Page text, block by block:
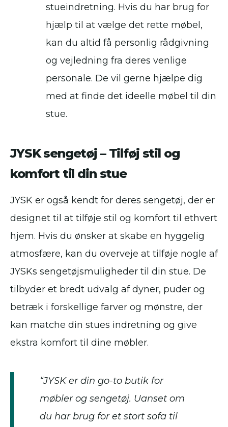
stueindretning. Hvis du har brug for
hjælp til at vælge det rette møbel,
kan du altid få personlig rådgivning
og vejledning fra deres venlige
personale. De vil gerne hjælpe dig
med at finde det ideelle møbel til din
stue.
JYSK sengetøj – Tilføj stil og
komfort til din stue
JYSK er også kendt for deres sengetøj, der er
designet til at tilføje stil og komfort til ethvert
hjem. Hvis du ønsker at skabe en hyggelig
atmosfære, kan du overveje at tilføje nogle af
JYSKs sengetøjsmuligheder til din stue. De
tilbyder et bredt udvalg af dyner, puder og
betræk i forskellige farver og mønstre, der
kan matche din stues indretning og give
ekstra komfort til dine møbler.
“JYSK er din go-to butik for
møbler og sengetøj. Uanset om
du har brug for et stort sofa til